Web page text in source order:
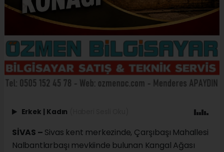
Erkek Kadın
SİVAS – Sivas kent merkezinde, Çarşıbaşı Mahallesi
Nalbantlarbaşı mevkiinde bulunan Kangal Ağası